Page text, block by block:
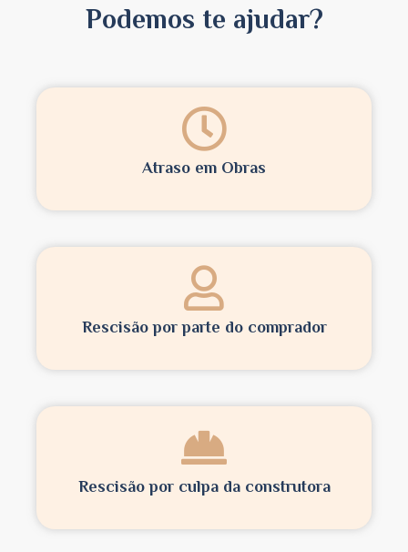
Podemos te ajudar?
Atraso em Obras
Rescisão por parte do comprador
Rescisão por culpa da construtora